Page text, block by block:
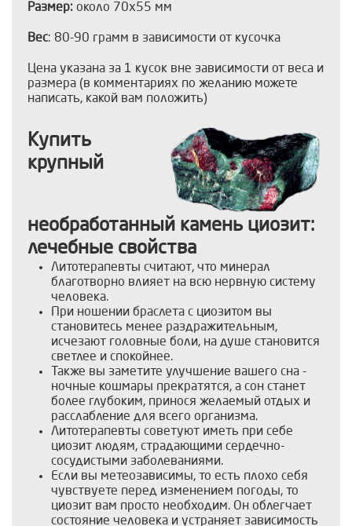
Размер: около 70х55 мм
Вес: 80-90 грамм в зависимости от кусочка
Цена указана за 1 кусок вне зависимости от веса и
размера (в комментариях по желанию можете
написать, какой вам положить)
Купить
крупный
необработанный камень циозит:
лечебные свойства
Литотерапевты считают, что минерал
благотворно влияет на всю нервную систему
человека.
При ношении браслета с циозитом вы
становитесь менее раздражительным,
исчезают головные боли, на душе становится
светлее и спокойнее.
Также вы заметите улучшение вашего сна -
ночные кошмары прекратятся, а сон станет
более глубоким, принося желаемый отдых и
расслабление для всего организма.
Литотерапевты советуют иметь при себе
циозит людям, страдающими сердечно-
сосудистыми заболеваниями.
Если вы метеозависимы, то есть плохо себя
чувствуете перед изменением погоды, то
циозит вам просто необходим. Он облегчает
состояние человека и устраняет зависимость